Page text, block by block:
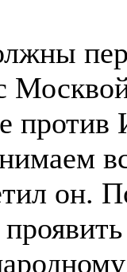
против
он.